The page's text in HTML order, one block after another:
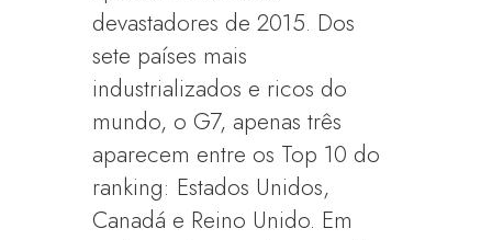
devastadores de 2015. Dos
sete países mais
industrializados e ricos do
mundo, o G7, apenas três
aparecem entre os Top 10 do
ranking: Estados Unidos,
Canadá e Reino Unido. Em